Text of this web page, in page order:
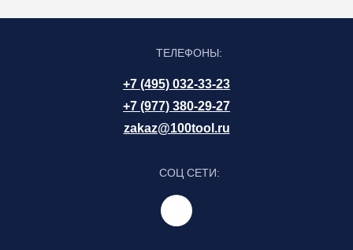
ТЕЛЕФОНЫ:
+7 (495) 032-33-23
+7 (977) 380-29-27
zakaz@100tool.ru
СОЦ СЕТИ: